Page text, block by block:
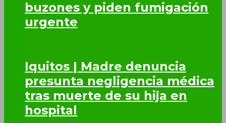
buzones y piden fumigación
urgente
Iquitos | Madre denuncia
presunta negligencia médica
tras muerte de su hija en
hospital